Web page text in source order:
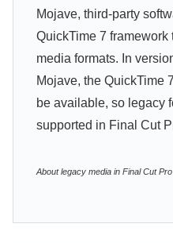
Mojave, third-party
QuickTime 7
media formats. In
Mojave, the QuickTime
be available, so legacy
supported in Final Cut
About legacy media in Final Cut